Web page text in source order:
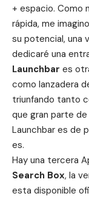
+ espacio. Como
rápida, me
su potencial, una
dedicaré una
Launchbar es
como lanzadera
triunfando tanto
que gran parte
Launchbar es de
es.
Hay una tercera
Search Box, la
esta disponible